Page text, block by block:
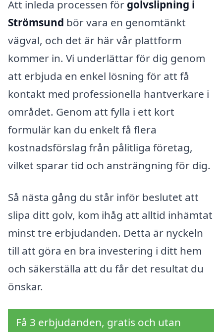
Att inleda processen för golvslipning i
Strömsund bör vara en genomtänkt
vägval, och det är här vår plattform
kommer in. Vi underlättar för dig genom
att erbjuda en enkel lösning för att få
kontakt med professionella hantverkare i
området. Genom att fylla i ett kort
formulär kan du enkelt få flera
kostnadsförslag från pålitliga företag,
vilket sparar tid och ansträngning för dig.
Så nästa gång du står inför beslutet att
slipa ditt golv, kom ihåg att alltid inhämtat
minst tre erbjudanden. Detta är nyckeln
till att göra en bra investering i ditt hem
och säkerställa att du får det resultat du
önskar.
Få 3 erbjudanden, gratis och utan